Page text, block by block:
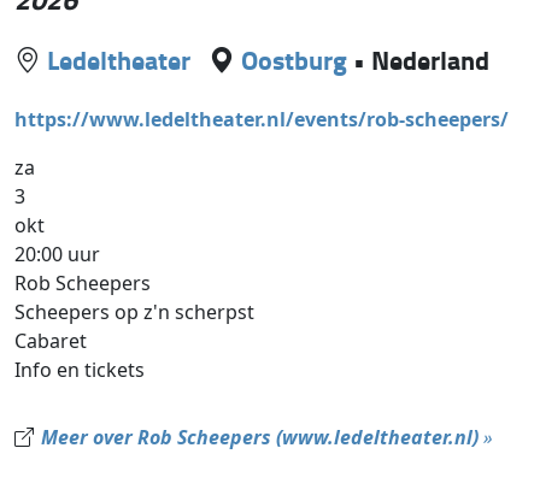
Ledeltheater Oostburg • Nederland
https://www.ledeltheater.nl/events/rob-scheepers/
za
3
okt
20:00 uur
Rob Scheepers
Scheepers op z'n scherpst
Cabaret
Info en tickets
Meer over Rob Scheepers (www.ledeltheater.nl)»